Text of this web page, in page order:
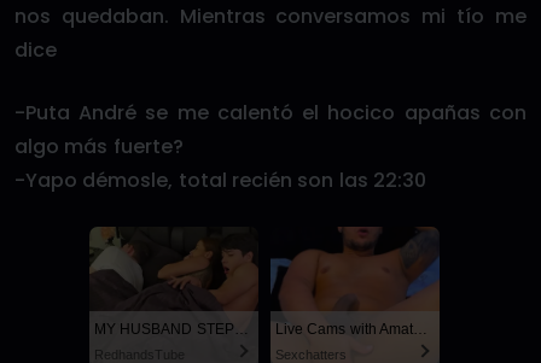
nos quedaban. Mientras conversamos mi tío me
dice
-Puta André se me calentó el hocico apañas con
algo más fuerte?
-Yapo démosle, total recién son las 22:30
RedhandsTube
Live Cams with Amateur Men
Sexchatters